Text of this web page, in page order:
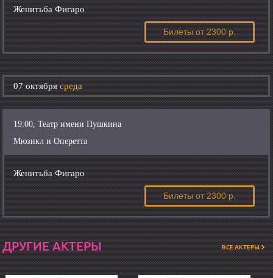
Женитьба Фигаро
Билеты от 2300 р.
07 октябрясреда
19:00, Театр имени Пушкина
Мюзикл и Оперетта
Женитьба Фигаро
Билеты от 2300 р.
ДРУГИЕ АКТЕРЫ ВСЕ АКТЕРЫ